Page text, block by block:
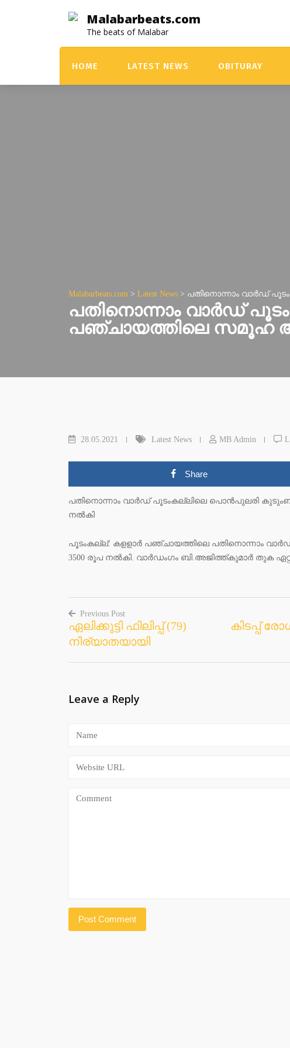
Malabarbeats.com
The beats of Malabar
HOME LATEST NEWS OBITURAY
Malabarbeats.com > Latest News > പതിനൊന്നാം വാർഡ്
പതിനൊന്നാം വാർഡ്
പഞ്ചായത്തിലെ സമൂഹ
28.05.2021 Latest News MB Admin
Share
പതിനൊന്നാം വാർഡ് പൂടംകല്ലിലെ പൊൻപുലരി
നൽകി
പൂടംകല്ല്: കളളാർ പഞ്ചായത്തിലെ പതിനൊന്നാം
3500 രൂപ നൽകി. വാർഡംഗം ബി.അജിത്ത്കുമാർ തുക
Post
navigation
Previous Post
ഏലിക്കുട്ടി ഫിലിപ്പ് (79)
നിര്യാതയായി
കിടപ്പ്
Leave a Reply